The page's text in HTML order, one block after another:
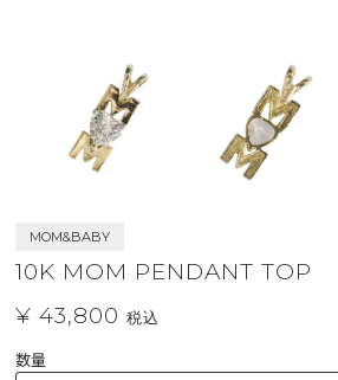
MOM&BABY
10K MOM PENDANT TOP
¥ 43,800税込
数量